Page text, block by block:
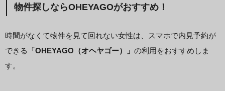
物件探しならOHEYAGOがおすすめ！
時間がなくて物件を見て回れない女性は、スマホで内見予約が
できる「OHEYAGO（オヘヤゴー）」 の利用をおすすめしま
す。